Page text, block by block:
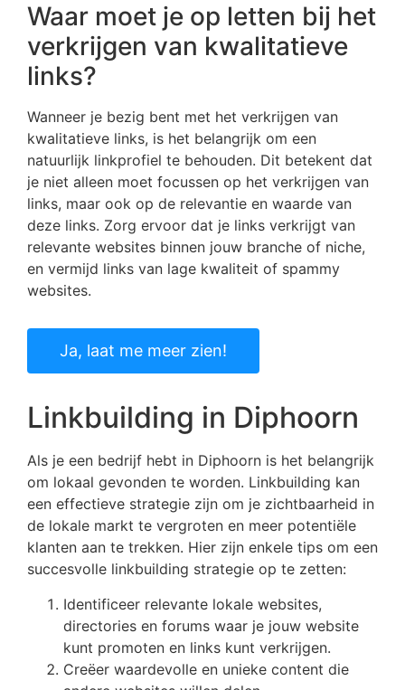
Waar moet je op letten bij het
verkrijgen van kwalitatieve
links?
Wanneer je bezig bent met het verkrijgen van
kwalitatieve links, is het belangrijk om een
natuurlijk linkprofiel te behouden. Dit betekent dat
je niet alleen moet focussen op het verkrijgen van
links, maar ook op de relevantie en waarde van
deze links. Zorg ervoor dat je links verkrijgt van
relevante websites binnen jouw branche of niche,
en vermijd links van lage kwaliteit of spammy
websites.
Ja, laat me meer zien!
Linkbuilding in Diphoorn
Als je een bedrijf hebt in Diphoorn is het belangrijk
om lokaal gevonden te worden. Linkbuilding kan
een effectieve strategie zijn om je zichtbaarheid in
de lokale markt te vergroten en meer potentiële
klanten aan te trekken. Hier zijn enkele tips om een
succesvolle linkbuilding strategie op te zetten:
Identificeer relevante lokale websites,
directories en forums waar je jouw website
kunt promoten en links kunt verkrijgen.
Creëer waardevolle en unieke content die